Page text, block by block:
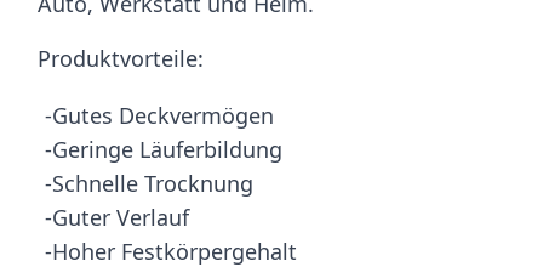
Produktvorteile:
-Gutes Deckvermögen
-Geringe Läuferbildung
-Schnelle Trocknung
-Guter Verlauf
-Hoher Festkörpergehalt